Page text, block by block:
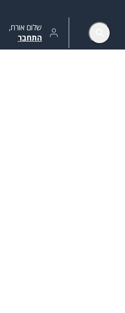
שלום אורח,
התחבר